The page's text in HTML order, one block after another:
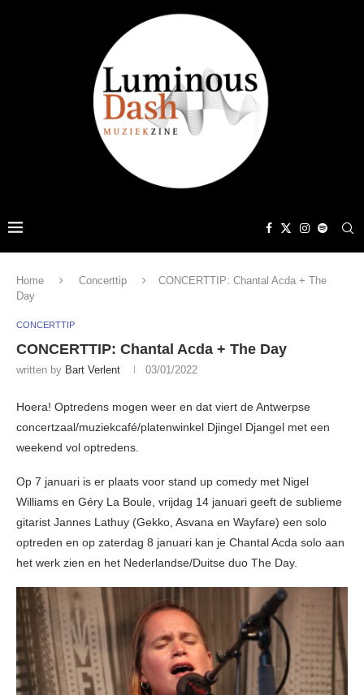
Home Concerttip
CONCERTTIP: Chantal Acda + The
Day
CONCERTTIP
CONCERTTIP: Chantal Acda + The Day
written by Bart Verlent 03/01/2022
Hoera! Optredens mogen weer en dat viert de Antwerpse
concertzaal/muziekcafé/platenwinkel Djingel Djangel met een
weekend vol optredens.
Op 7 januari is er plaats voor stand up comedy met Nigel
Williams en Géry La Boule, vrijdag 14 januari geeft de sublieme
gitarist Jannes Lathuy (Gekko, Asvana en Wayfare) een solo
optreden en op zaterdag 8 januari kan je Chantal Acda solo aan
het werk zien en het Nederlandse/Duitse duo The Day.